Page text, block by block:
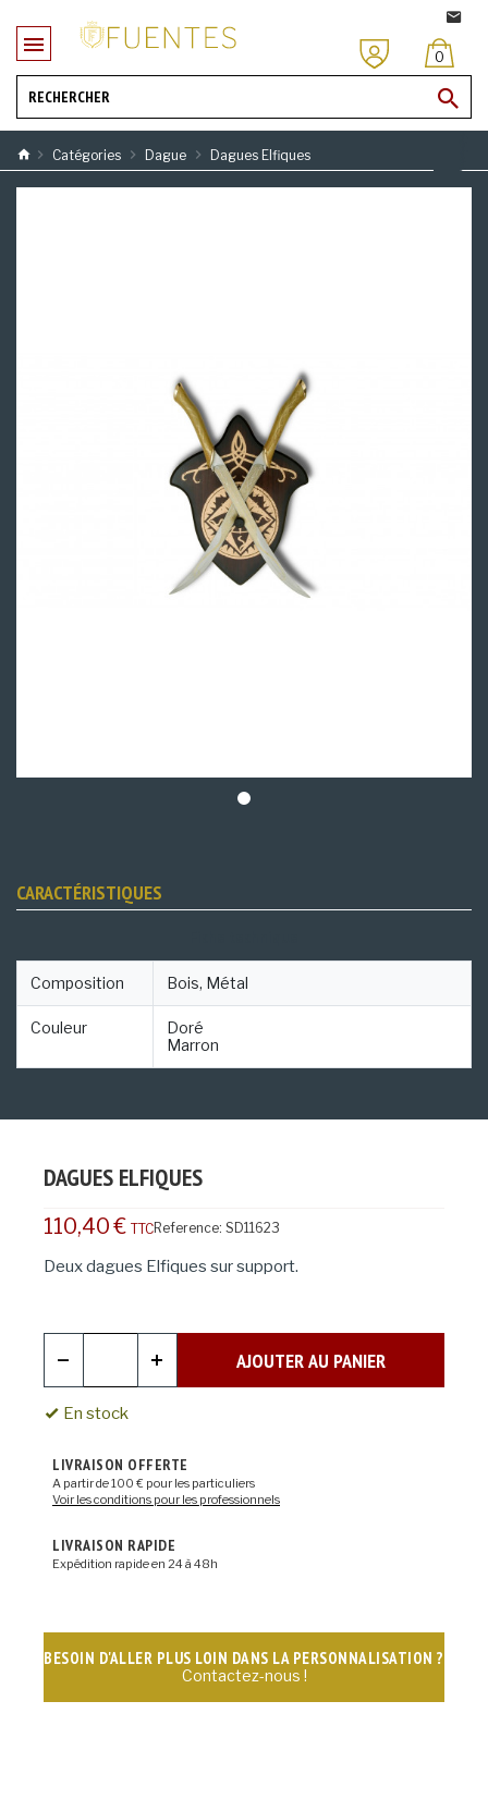
0
Catégories Dague Dagues Elfiques
CARACTÉRISTIQUES
Composition Bois, Métal
Couleur
Doré
Marron
DAGUES ELFIQUES
110,40 € TTCReference: SD11623
Deux dagues Elfiques sur support.
AJOUTER AU PANIER
En stock
LIVRAISON OFFERTE
A partir de 100 € pour les particuliers
Voir les conditions pour les professionnels
LIVRAISON RAPIDE
Expédition rapide en 24 à 48h
BESOIN D'ALLER PLUS LOIN DANS LA PERSONNALISATION ?
Contactez-nous !